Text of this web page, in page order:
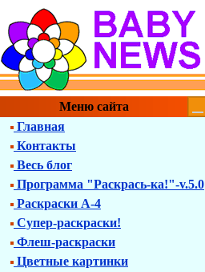
Меню сайта
Главная
Контакты
Весь блог
Программа "Раскрась-ка!"-v.5.0
Раскраски А-4
Супер-раскраски!
Флеш-раскраски
Цветные картинки